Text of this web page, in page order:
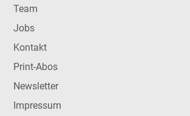
Team
Jobs
Kontakt
Print-Abos
Newsletter
Impressum